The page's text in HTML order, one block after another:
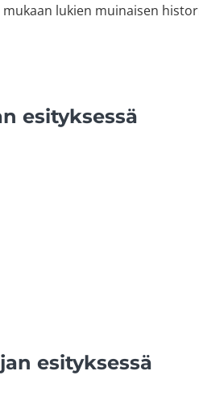
lukien muinaisen
esityksessä
esityksessä